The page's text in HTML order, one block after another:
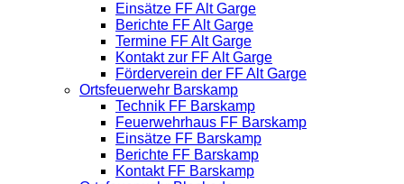
Einsätze FF Alt Garge
Berichte FF Alt Garge
Termine FF Alt Garge
Kontakt zur FF Alt Garge
Förderverein der FF Alt Garge
Ortsfeuerwehr Barskamp
Technik FF Barskamp
Feuerwehrhaus FF Barskamp
Einsätze FF Barskamp
Berichte FF Barskamp
Kontakt FF Barskamp